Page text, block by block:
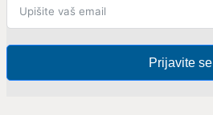
Prijavite se